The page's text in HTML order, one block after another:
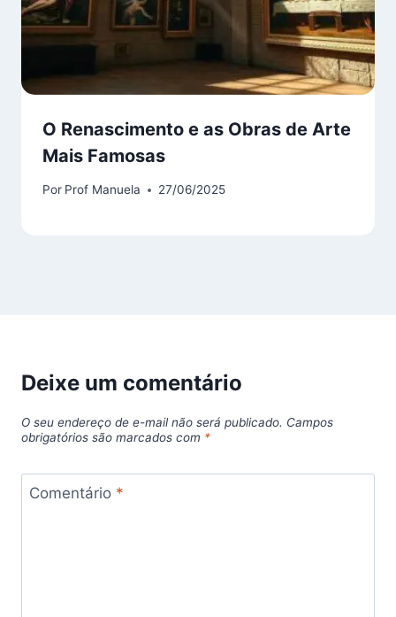
O Renascimento e as Obras de Arte
Mais Famosas
Por Prof Manuela 27/06/2025
Deixe um comentário
O seu endereço de e-mail não será publicado. Campos
obrigatórios são marcados com *
Comentário *